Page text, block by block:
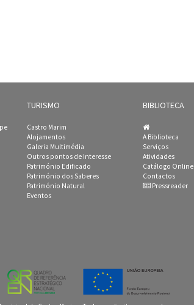
TURISMO
Castro Marim
Alojamentos
Galeria Multimédia
Outros pontos de Interesse
Património Edificado
Património dos Saberes
Património Natural
Eventos
BIBLIOTECA
A Biblioteca
Serviços
Atividades
Catálogo Online
Contactos
Pressreader